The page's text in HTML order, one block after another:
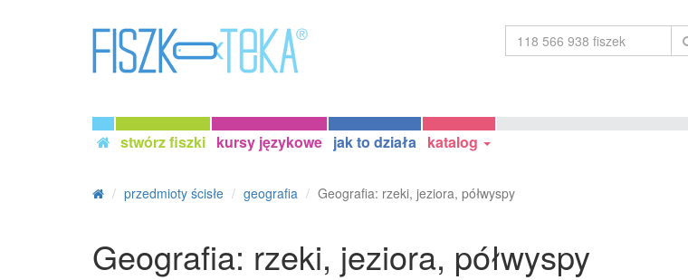
stwórz fiszki kursy językowe jak to działa katalog
przedmioty ścisłe geografia Geografia: rzeki, jeziora, półwyspy
Geografia: rzeki, jeziora, półwyspy